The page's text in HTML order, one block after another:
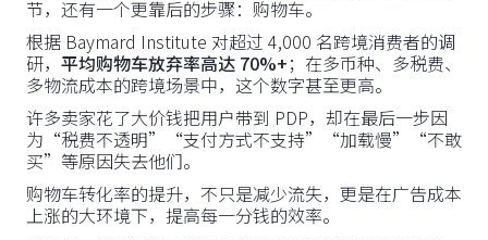
节，还有一个更靠后的步骤：购物车。
根据 Baymard Institute 对超过 4,000 名跨境消费者的调
研， 平均购物车放弃率高达 70%+；在多币种、多税费、
多物流成本的跨境场景中，这个数字甚至更高。
许多卖家花了大价钱把用户带到 PDP，却在最后一步因
为“税费不透明”“支付方式不支持”“加载慢”“不敢
买”等原因失去他们。
购物车转化率的提升，不只是减少流失，更是在广告成本
上涨的大环境下，提高每一分钱的效率。